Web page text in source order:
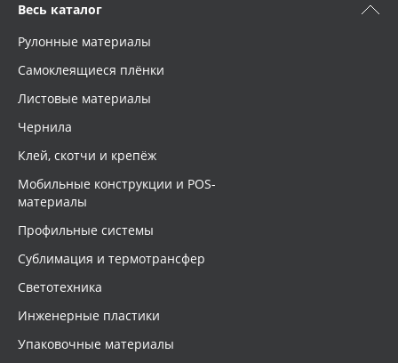
Весь каталог
Рулонные материалы
Самоклеящиеся плёнки
Листовые материалы
Чернила
Клей, скотчи и крепёж
Мобильные конструкции и POS-
материалы
Профильные системы
Сублимация и термотрансфер
Светотехника
Инженерные пластики
Упаковочные материалы